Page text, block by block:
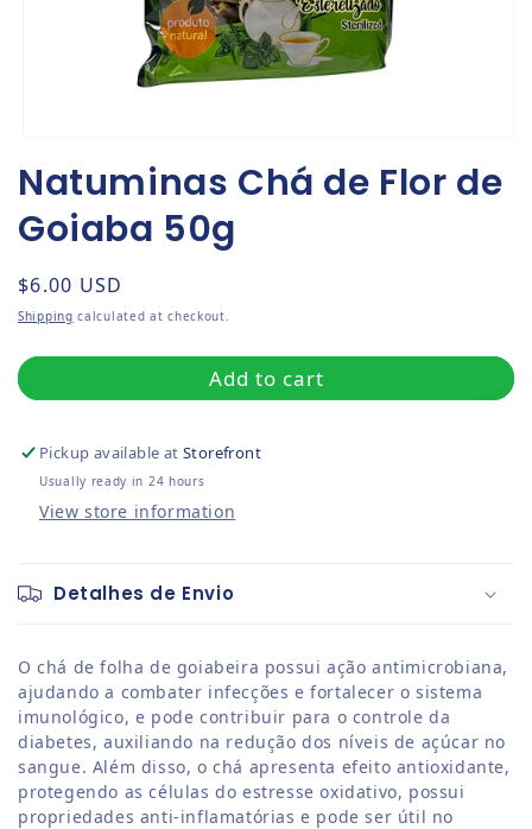
Natuminas Chá de Flor de
Goiaba 50g
Regular price
$6.00 USD
Shipping calculated at checkout.
Add to cart
Pickup available atStorefront
Usually ready in 24 hours
View store information
Detalhes de Envio
O chá de folha de goiabeira possui ação antimicrobiana,
ajudando a combater infecções e fortalecer o sistema
imunológico, e pode contribuir para o controle da
diabetes, auxiliando na redução dos níveis de açúcar no
sangue. Além disso, o chá apresenta efeito antioxidante,
protegendo as células do estresse oxidativo, possui
propriedades anti-inflamatórias e pode ser útil no